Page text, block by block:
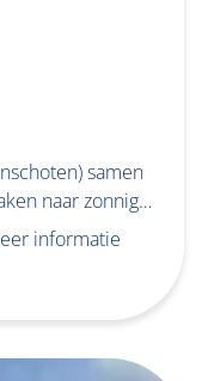
samen
naar zonnig…
informatie